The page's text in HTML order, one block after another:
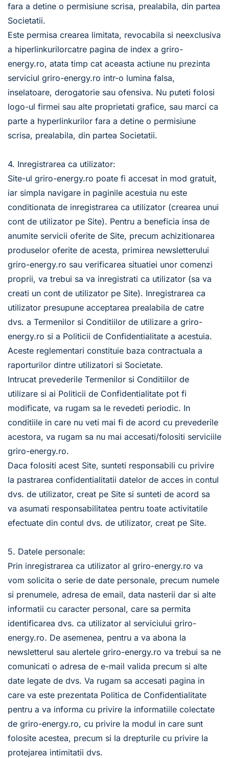
fara a detine o permisiune scrisa, prealabila, din partea
Societatii.
Este permisa crearea limitata, revocabila si neexclusiva
a hiperlinkurilorcatre pagina de index a griro-
energy.ro, atata timp cat aceasta actiune nu prezinta
serviciul griro-energy.ro intr-o lumina falsa,
inselatoare, derogatorie sau ofensiva. Nu puteti folosi
logo-ul firmei sau alte proprietati grafice, sau marci ca
parte a hyperlinkurilor fara a detine o permisiune
scrisa, prealabila, din partea Societatii.
4. Inregistrarea ca utilizator:
Site-ul griro-energy.ro poate fi accesat in mod gratuit,
iar simpla navigare in paginile acestuia nu este
conditionata de inregistrarea ca utilizator (crearea unui
cont de utilizator pe Site). Pentru a beneficia insa de
anumite servicii oferite de Site, precum achizitionarea
produselor oferite de acesta, primirea newsletterului
griro-energy.ro sau verificarea situatiei unor comenzi
proprii, va trebui sa va inregistrati ca utilizator (sa va
creati un cont de utilizator pe Site). Inregistrarea ca
utilizator presupune acceptarea prealabila de catre
dvs. a Termenilor si Conditiilor de utilizare a griro-
energy.ro si a Politicii de Confidentialitate a acestuia.
Aceste reglementari constituie baza contractuala a
raporturilor dintre utilizatori si Societate.
Intrucat prevederile Termenilor si Conditiilor de
utilizare si ai Politicii de Confidentialitate pot fi
modificate, va rugam sa le revedeti periodic. In
conditiile in care nu veti mai fi de acord cu prevederile
acestora, va rugam sa nu mai accesati/folositi serviciile
griro-energy.ro.
Daca folositi acest Site, sunteti responsabili cu privire
la pastrarea confidentialitatii datelor de acces in contul
dvs. de utilizator, creat pe Site si sunteti de acord sa
va asumati responsabilitatea pentru toate activitatile
efectuate din contul dvs. de utilizator, creat pe Site.
5. Datele personale:
Prin inregistrarea ca utilizator al griro-energy.ro va
vom solicita o serie de date personale, precum numele
si prenumele, adresa de email, data nasterii dar si alte
informatii cu caracter personal, care sa permita
identificarea dvs. ca utilizator al serviciului griro-
energy.ro. De asemenea, pentru a va abona la
newsletterul sau alertele griro-energy.ro va trebui sa ne
comunicati o adresa de e-mail valida precum si alte
date legate de dvs. Va rugam sa accesati pagina in
care va este prezentata Politica de Confidentialitate
pentru a va informa cu privire la informatiile colectate
de griro-energy.ro, cu privire la modul in care sunt
folosite acestea, precum si la drepturile cu privire la
protejarea intimitatii dvs.